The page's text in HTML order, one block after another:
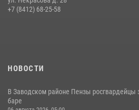
В Пензе сотрудники Росгвардии
+7 (8412) 68-25-58
НОВОСТИ
В Заводском районе Пензы
баре